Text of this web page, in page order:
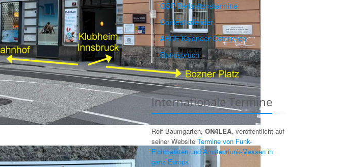
QSP Redaktionstermine
Contestkalender
ARDF Kalender Österreich
Rundspruch
Internationale Termine
Rolf Baumgarten, ON4LEA, veröffentlicht auf
seiner Website Termine von Funk-
Flohmärkten und Amateurfunk-Messen in
ganz Europa